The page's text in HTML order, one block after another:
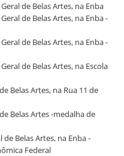
de Belas Artes, na Enba
de Belas Artes, na Enba -
de Belas Artes, na Enba -
de Belas Artes, na Escola
Belas Artes, na Rua 11 de
Belas Artes -medalha de
de Belas Artes, na Enba -
Federal